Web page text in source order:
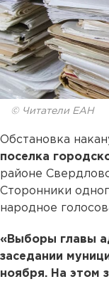
© Читатели ЕАН
Обстановка
поселка
районе
Сторонники
народное
«Выборы главы
заседании
ноября. На этом